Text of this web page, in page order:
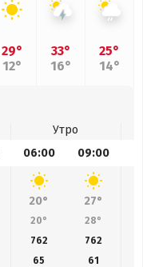
29°
12°
33°
16°
25°
14°
Утро
06:00 09:00
20° 27°
20° 28°
762 762
65 61